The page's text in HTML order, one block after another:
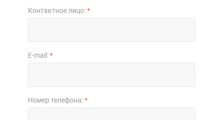
Контактное лицо:*
E-mail:*
Номер телефона:*